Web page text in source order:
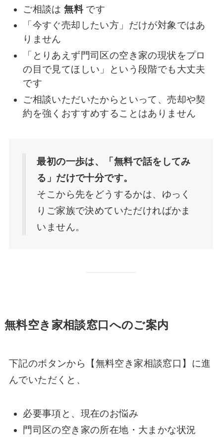
ご相談は無料です
「今すぐ売却したい方」だけが対象ではあ
りません
「とりあえず門司区の空き家の現状をプロ
の目で見てほしい」という段階でも大丈夫
です
ご相談いただいたからといって、売却や契
約を強くおすすめすることはありません
最初の一歩は、「無料で話をしてみ
る」だけで十分です。
そこから先をどうするかは、ゆっく
りご家族で決めていただければかま
いません。
無料空き家相談窓口へのご案内
下記のボタンから【無料空き家相談窓口】に進
んでいただくと、
必要事項と、現在のお悩み
門司区の空き家の所在地・大まかな状況